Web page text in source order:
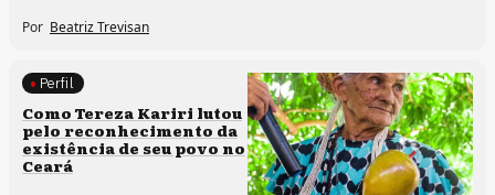
Por Beatriz Trevisan
Comunidades tradicionais
Perfil
Como Tereza Kariri lutou
pelo reconhecimento da
existência de seu povo no
Ceará